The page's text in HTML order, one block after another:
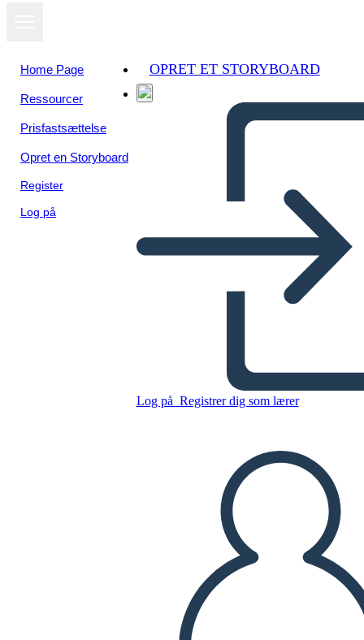
Home Page
Ressourcer
Prisfastsættelse
Opret en Storyboard
Register
Log på
OPRET ET STORYBOARD
Log på Registrer dig som lærer
Kopier dette storyboard
AFSPIL DIASSHOW
LÆS FOR MIG
Se som
diasshow